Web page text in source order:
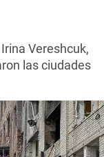
Vereshcuk,
las ciudades